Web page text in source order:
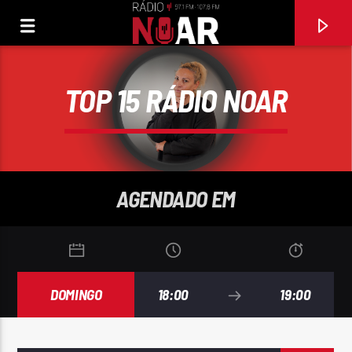
FAIXA ATUAL
SILÊNCIO NÃO É AMOR
TOP 15 RÁDIO NOAR
AGENDADO EM
DOMINGO 18:00 19:00